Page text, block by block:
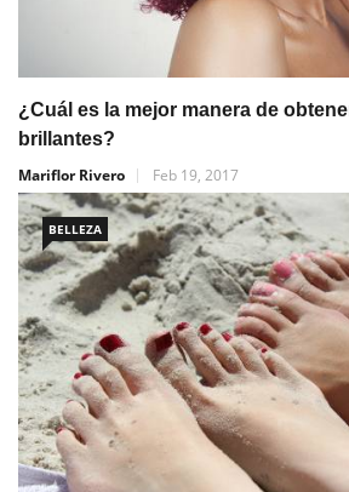
¿Cuál es la mejor manera de
brillantes?
Mariflor Rivero
Feb 19, 2017
BELLEZA